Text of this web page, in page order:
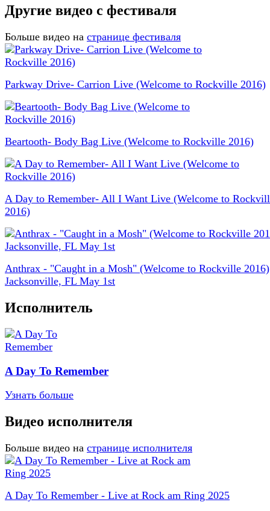
Другие видео с фестиваля
Больше видео на странице фестиваля
Parkway Drive- Carrion Live (Welcome to Rockville 2016)
Beartooth- Body Bag Live (Welcome to Rockville 2016)
A Day to Remember- All I Want Live (Welcome to
2016)
Anthrax - "Caught in a Mosh" (Welcome to Rockville 2016)
Jacksonville, FL May 1st
Исполнитель
A Day To Remember
Узнать больше
Видео исполнителя
Больше видео на странице исполнителя
A Day To Remember - Live at Rock am Ring 2025